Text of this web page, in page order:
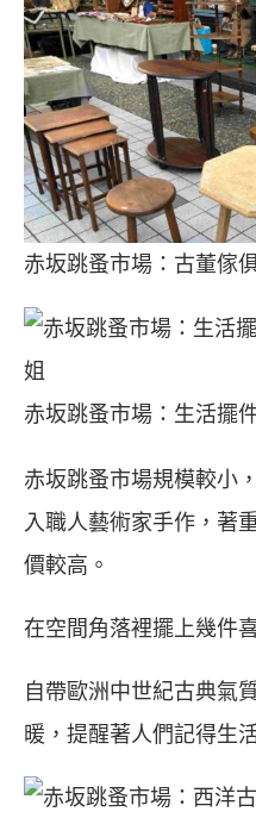
赤坂跳蚤市場：古董傢
赤坂跳蚤市場：生活擺
赤坂跳蚤市場規模較小
入職人藝術家手作，著
價較高。
在空間角落裡擺上幾件
自帶歐洲中世紀古典氣
暖，提醒著人們記得生